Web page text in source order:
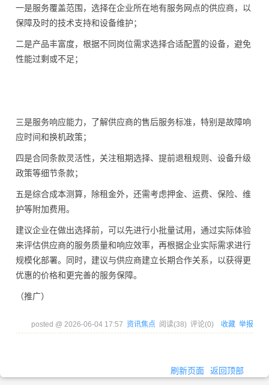
一是服务覆盖范围，选择在企业所在地有服务网点的供应商，以
保障及时的技术支持和设备维护；
二是产品丰富度，根据不同岗位需求选择合适配置的设备，避免
性能过剩或不足；
三是服务响应能力，了解供应商的售后服务标准，特别是故障响
应时间和换机政策；
四是合同条款灵活性，关注租期选择、提前退租规则、设备升级
政策等细节条款；
五是综合成本测算，除租金外，还需考虑押金、运费、保险、维
护等附加费用。
建议企业在做出选择前，可以先进行小批量试用，通过实际体验
来评估供应商的服务质量和响应效率，再根据企业实际需求进行
规模化部署。同时，建议与供应商建立长期合作关系，以获得更
优惠的价格和更完善的服务保障。
（推广）
posted @ 2026-06-04 17:57 资讯焦点 阅读(38) 评论(0) 收藏 举报
刷新页面 返回顶部